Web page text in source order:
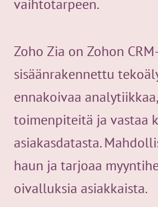
vaihtotarpeen.
Zoho Zia on Zohon
sisäänrakennettu
ennakoivaa
toimenpiteitä ja vastaa
asiakasdatasta.
haun ja tarjoaa
oivalluksia asiakkaista.